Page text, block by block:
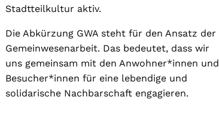
Stadtteilkultur aktiv.
Die Abkürzung GWA steht für den Ansatz der
Gemeinwesenarbeit. Das bedeutet, dass wir
uns gemeinsam mit den Anwohner*innen und
Besucher*innen für eine lebendige und
solidarische Nachbarschaft engagieren.